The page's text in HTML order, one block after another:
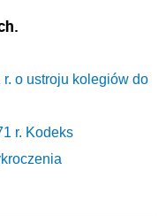
o ustroju kolegiów do
r. Kodeks